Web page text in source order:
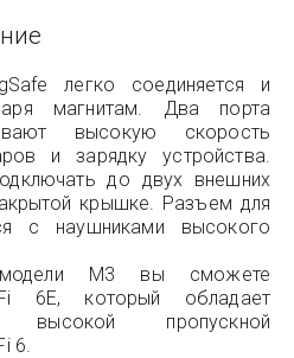
легко соединяется и
магнитам. Два порта
высокую скорость
и зарядку устройства.
до двух внешних
крышке. Разъем для
с наушниками высокого
M3 вы сможете
Fi 6E, который обладает
высокой пропускной
6.